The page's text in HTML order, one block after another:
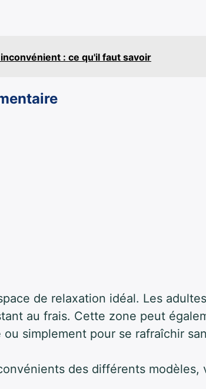
: ce qu'il faut savoir
de relaxation idéal. Les
au frais. Cette zone peut
simplement pour se rafraîchir
des différents modèles,